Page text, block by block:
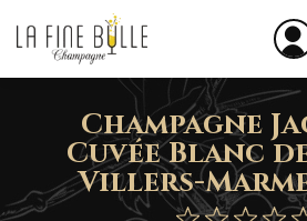
Champagne
Cuvée Blanc
Villers-